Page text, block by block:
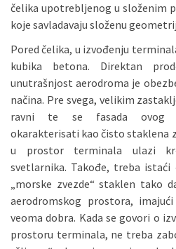
čelika upotrebljenog u složenim
koje savladavaju složenu
Pored čelika, u izvođenju
kubika betona. Direktan
unutrašnjost aerodroma je
načina. Pre svega, velikim
ravni te se fasada ovog
okarakterisati kao čisto staklena
u prostor terminala ulazi
svetlarnika. Takođe, treba
„morske zvezde“ staklen tako
aerodromskog prostora,
veoma dobra. Kada se govori o
prostoru terminala, ne treba